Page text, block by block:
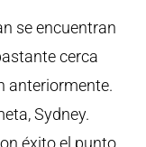
se encuentran
cerca
anteriormente.
Sydney.